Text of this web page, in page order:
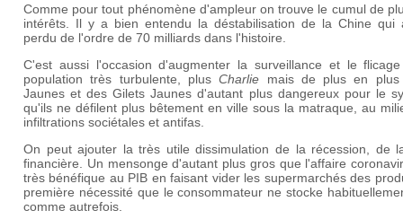
Comme pour tout phénomène d'ampleur on trouve le cumul de
intérêts. Il y a bien entendu la déstabilisation de la Chine qui
perdu de l'ordre de 70 milliards dans l'histoire.
C'est aussi l'occasion d'augmenter la surveillance et le
population très turbulente, plusCharlie mais de plus en plus
Jaunes et des Gilets Jaunes d'autant plus dangereux pour le
qu'ils ne défilent plus bêtement en ville sous la matraque, au
infiltrations sociétales et antifas.
On peut ajouter la très utile dissimulation de la récession, de
financière. Un mensonge d'autant plus gros que l'affaire
très bénéfique au PIB en faisant vider les supermarchés des
première nécessité que le consommateur ne stocke
comme autrefois.